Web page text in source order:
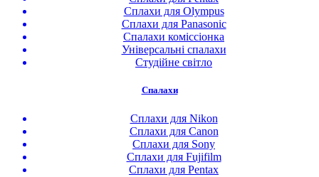
Сплахи для Olympus
Сплахи для Panasonic
Спалахи коміссіонка
Універсальні спалахи
Студійне світло
Спалахи
Сплахи для Nikon
Сплахи для Canon
Сплахи для Sony
Сплахи для Fujifilm
Сплахи для Pentax